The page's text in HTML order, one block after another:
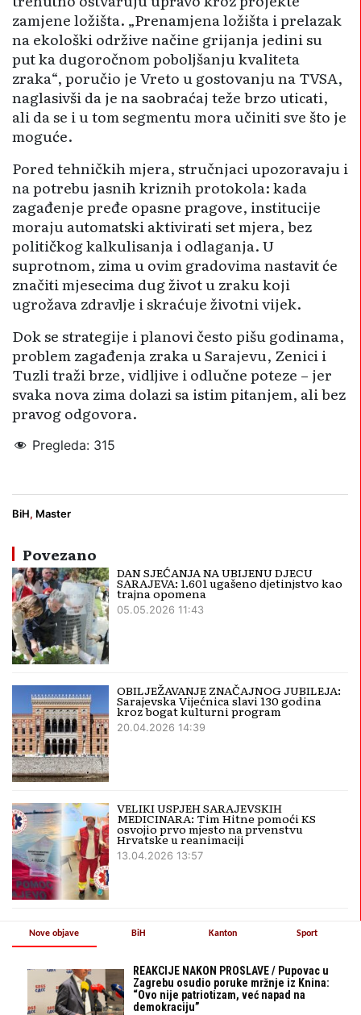
zamjene ložišta. „Prenamjena ložišta i prelazak
na ekološki održive načine grijanja jedini su
put ka dugoročnom poboljšanju kvaliteta
zraka“, poručio je Vreto u gostovanju na TVSA,
naglasivši da je na saobraćaj teže brzo uticati,
ali da se i u tom segmentu mora učiniti sve što je
moguće.
Pored tehničkih mjera, stručnjaci upozoravaju i
na potrebu jasnih kriznih protokola: kada
zagađenje pređe opasne pragove, institucije
moraju automatski aktivirati set mjera, bez
političkog kalkulisanja i odlaganja. U
suprotnom, zima u ovim gradovima nastavit će
značiti mjesecima dug život u zraku koji
ugrožava zdravlje i skraćuje životni vijek.
Dok se strategije i planovi često pišu godinama,
problem zagađenja zraka u Sarajevu, Zenici i
Tuzli traži brze, vidljive i odlučne poteze – jer
svaka nova zima dolazi sa istim pitanjem, ali bez
pravog odgovora.
Pregleda: 315
BiH, Master
Povezano
DAN SJEĆANJA NA UBIJENU DJECU
SARAJEVA: 1.601 ugašeno djetinjstvo kao
trajna opomena
05.05.2026 11:43
OBILJEŽAVANJE ZNAČAJNOG JUBILEJA:
Sarajevska Vijećnica slavi 130 godina
kroz bogat kulturni program
20.04.2026 14:39
VELIKI USPJEH SARAJEVSKIH
MEDICINARA: Tim Hitne pomoći KS
osvojio prvo mjesto na prvenstvu
Hrvatske u reanimaciji
13.04.2026 13:57
Nove objave
REAKCIJE NAKON PROSLAVE / Pupovac u
Zagrebu osudio poruke mržnje iz Knina:
“Ovo nije patriotizam, već napad na
demokraciju”
BiH Kanton Sport